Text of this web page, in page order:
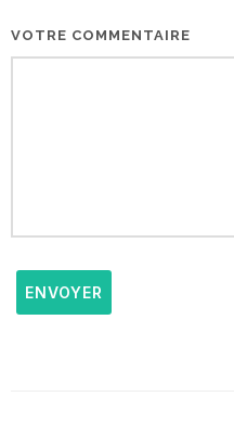
VOTRE COMMENTAIRE
ENVOYER